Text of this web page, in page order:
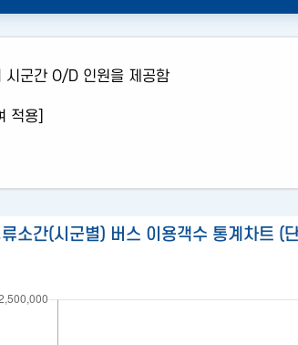
통행분담률
시군간 O/D 인원을 제공함
적용]
소간(시군별) 버스 이용객수 통계차트 (